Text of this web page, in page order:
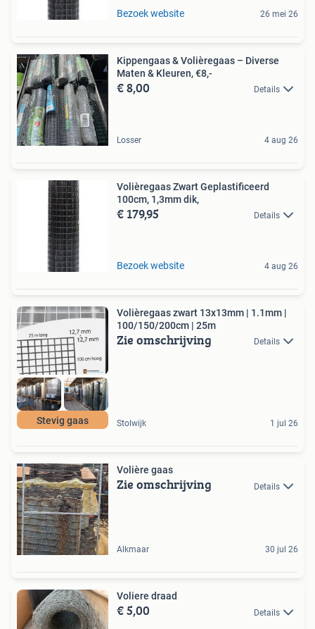
Bezoek website 26 mei 26
Kippengaas & Volièregaas – Diverse
Maten & Kleuren, €8,-
€ 8,00 Details
Losser 4 aug 26
Volièregaas Zwart Geplastificeerd
100cm, 1,3mm dik,
€ 179,95 Details
Bezoek website 4 aug 26
Stevig gaas
Volièregaas zwart 13x13mm | 1.1mm |
100/150/200cm | 25m
Zie omschrijving Details
Stolwijk 1 jul 26
Volière gaas
Zie omschrijving Details
Alkmaar 30 jul 26
Voliere draad
€ 5,00 Details